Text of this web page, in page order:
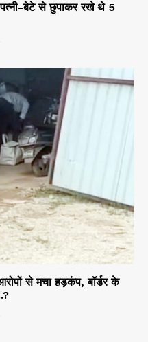
बेटे से छुपाकर रखे थे 5
से मचा हड़कंप, बॉर्डर के